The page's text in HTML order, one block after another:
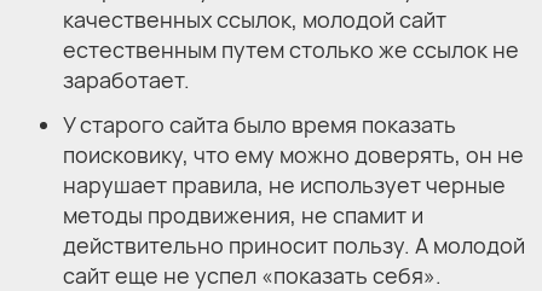
качественных ссылок, молодой сайт
естественным путем столько же ссылок не
заработает.
У старого сайта было время показать
поисковику, что ему можно доверять, он не
нарушает правила, не использует черные
методы продвижения, не спамит и
действительно приносит пользу. А молодой
сайт еще не успел «показать себя».